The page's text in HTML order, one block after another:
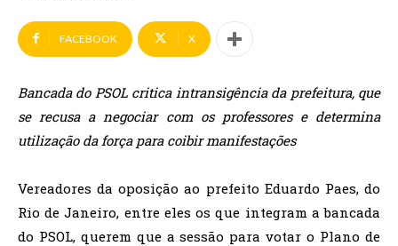
FACEBOOK X
Bancada do PSOL critica intransigência da prefeitura, que
se recusa a negociar com os professores e determina
utilização da força para coibir manifestações
Vereadores da oposição ao prefeito Eduardo Paes, do
Rio de Janeiro, entre eles os que integram a bancada
do PSOL, querem que a sessão para votar o Plano de